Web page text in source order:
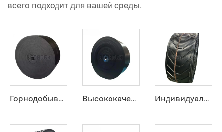
всего подходит для вашей среды.
Горнодобывающий резиновый покровный высокоскоростной регулируемый резиновый ремень Ep конвейерный ремень с фабрики Высококачественный резиновый конвейерный ремень по низкой цене, 4 слоя, ширина 800 мм, EP-конвейерный ремень для горнодобывающей промышленности, карьеров и дробилок для камня Индивидуальный конвейерный ремень U-образного сечения, высокопрочный конвейерный ремень для транспортировки материалов при высоких температурах